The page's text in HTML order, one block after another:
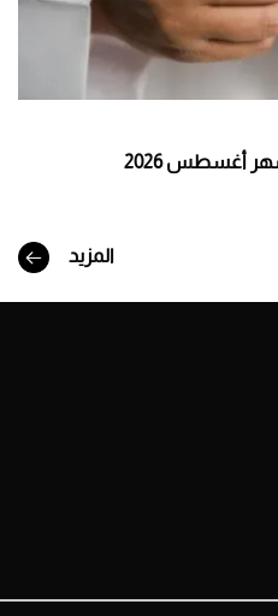
أغسطس 2026
المزيد